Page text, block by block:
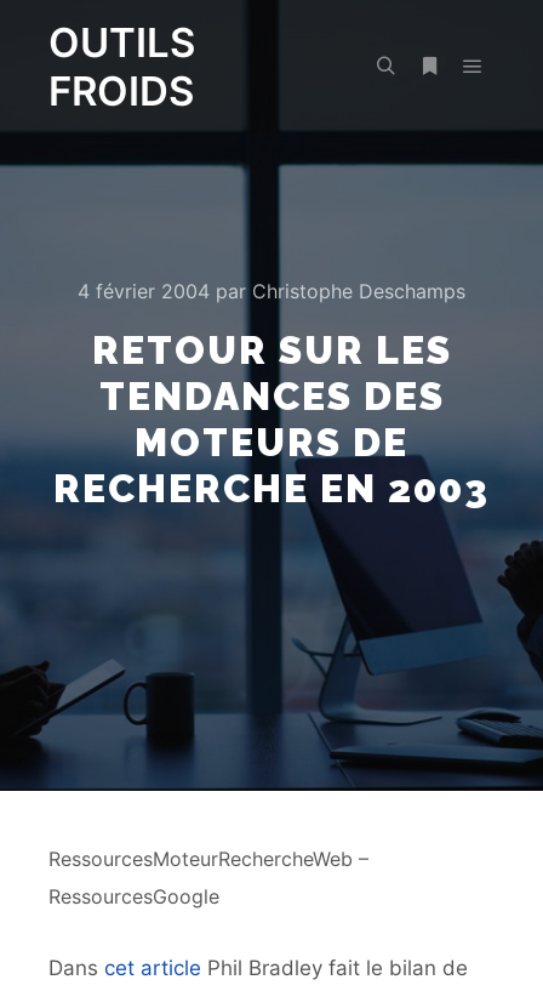
OUTILS
FROIDS
4 février 2004 par Christophe Deschamps
RETOUR SUR LES
TENDANCES DES
MOTEURS DE
RECHERCHE EN 2003
RessourcesMoteurRechercheWeb –
RessourcesGoogle
Dans cet article Phil Bradley fait le bilan de